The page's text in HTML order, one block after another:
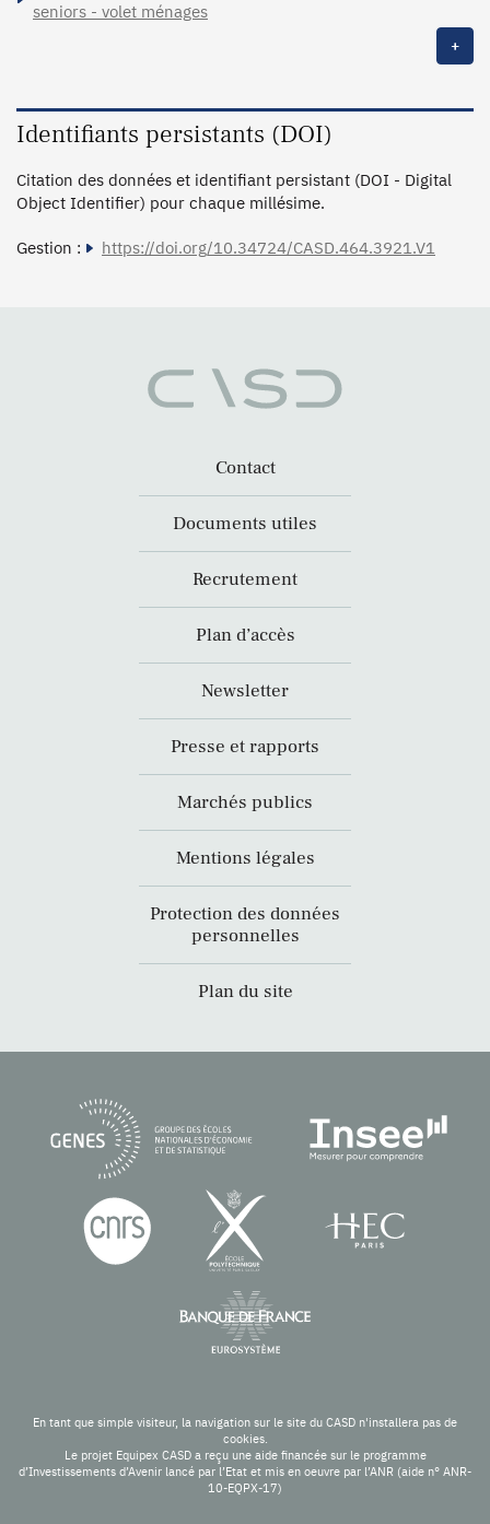
seniors - volet ménages
+
Identifiants persistants (DOI)
Citation des données et identifiant persistant (DOI - Digital
Object Identifier) pour chaque millésime.
Gestion : https://doi.org/10.34724/CASD.464.3921.V1
Contact
Documents utiles
Recrutement
Plan d’accès
Newsletter
Presse et rapports
Marchés publics
Mentions légales
Protection des données
personnelles
Plan du site
En tant que simple visiteur, la navigation sur le site du CASD n'installera pas de
cookies.
Le projet Equipex CASD a reçu une aide financée sur le programme
d’Investissements d’Avenir lancé par l’Etat et mis en oeuvre par l’ANR (aide n° ANR-
10-EQPX-17)